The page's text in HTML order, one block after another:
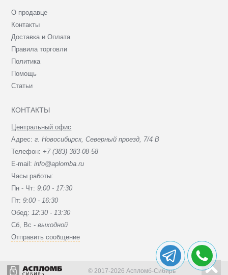
О продавце
Контакты
Доставка и Оплата
Правила торговли
Политика
Помощь
Статьи
КОНТАКТЫ
Центральный офис
Адрес:г. Новосибирск, Северный проезд, 7/4 В
Телефон: +7 (383) 383-08-58
E-mail:info@aplomba.ru
Часы работы:
Пн - Чт:9:00 - 17:30
Пт:9:00 - 16:30
Обед: 12:30 - 13:30
Сб, Вc -выходной
Отправить сообщение
© 2017-2026 Аспломб-Сибирь